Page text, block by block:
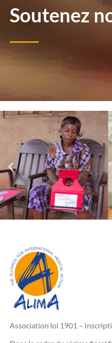
Soutenez
Association loi 1901 –